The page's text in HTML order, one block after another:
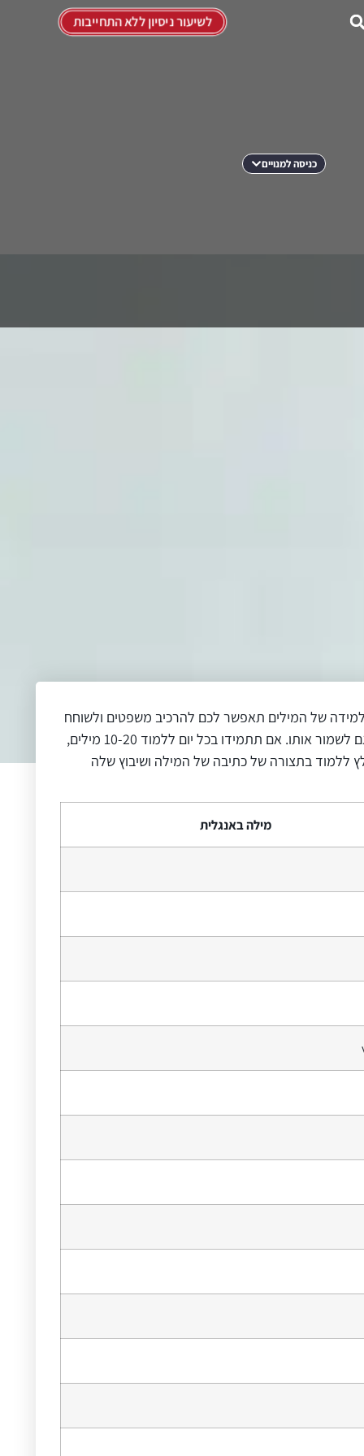
כניסה למנויים
לשיעור ניסיון ללא התחייבות
למידה של המילים תאפשר לכם להרכיב משפטים ולשוחח
באנגלית בטיול, לימודים ועבודה. כיצד הכי נכון ללמוד? מומלץ ללמוד לכל היותר 20 מילים ביום, כדי לאפשר למוח לעבד את המידע וגם לשמור אותו. אם תתמידו בכל יום ללמוד 10-20 מילים,
ללמוד בתצורה של כתיבה של המילה ושיבוץ שלה
מילה באנגלית